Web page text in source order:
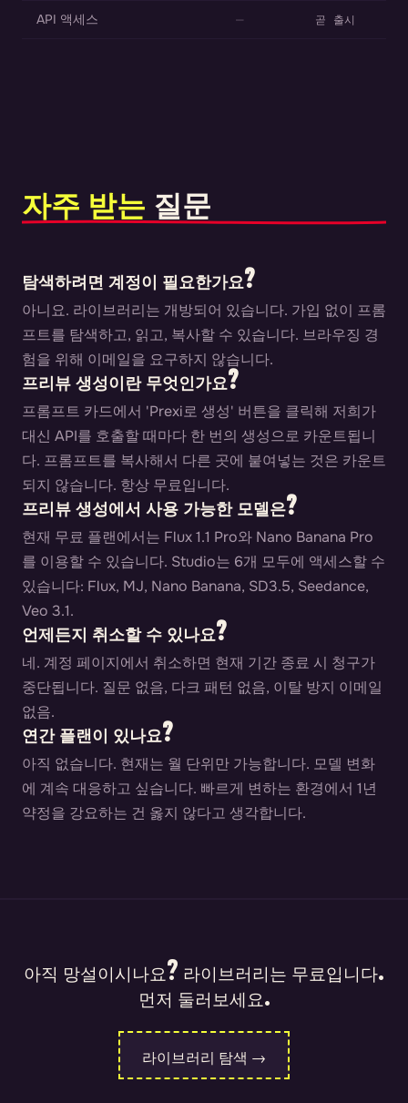
API 액세스 — 곧 출시
자주 받는질문
탐색하려면 계정이 필요한가요?
아니요. 라이브러리는 개방되어 있습니다. 가입 없이 프롬
프트를 탐색하고, 읽고, 복사할 수 있습니다. 브라우징 경
험을 위해 이메일을 요구하지 않습니다.
프리뷰 생성이란 무엇인가요?
프롬프트 카드에서 'Prexi로 생성' 버튼을 클릭해 저희가
대신 API를 호출할 때마다 한 번의 생성으로 카운트됩니
다. 프롬프트를 복사해서 다른 곳에 붙여넣는 것은 카운트
되지 않습니다. 항상 무료입니다.
프리뷰 생성에서 사용 가능한 모델은?
현재 무료 플랜에서는 Flux 1.1 Pro와 Nano Banana Pro
를 이용할 수 있습니다. Studio는 6개 모두에 액세스할 수
있습니다: Flux, MJ, Nano Banana, SD3.5, Seedance,
Veo 3.1.
언제든지 취소할 수 있나요?
네. 계정 페이지에서 취소하면 현재 기간 종료 시 청구가
중단됩니다. 질문 없음, 다크 패턴 없음, 이탈 방지 이메일
없음.
연간 플랜이 있나요?
아직 없습니다. 현재는 월 단위만 가능합니다. 모델 변화
에 계속 대응하고 싶습니다. 빠르게 변하는 환경에서 1년
약정을 강요하는 건 옳지 않다고 생각합니다.
아직 망설이시나요? 라이브러리는 무료입니다.
먼저 둘러보세요.
라이브러리 탐색 →